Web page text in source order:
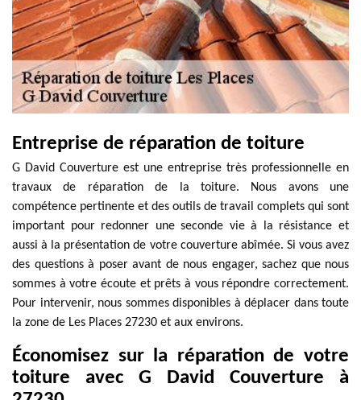
Entreprise de réparation de toiture
G David Couverture est une entreprise très professionnelle en
travaux de réparation de la toiture. Nous avons une
compétence pertinente et des outils de travail complets qui sont
important pour redonner une seconde vie à la résistance et
aussi à la présentation de votre couverture abîmée. Si vous avez
des questions à poser avant de nous engager, sachez que nous
sommes à votre écoute et prêts à vous répondre correctement.
Pour intervenir, nous sommes disponibles à déplacer dans toute
la zone de Les Places 27230 et aux environs.
Économisez sur la réparation de votre
toiture avec G David Couverture à